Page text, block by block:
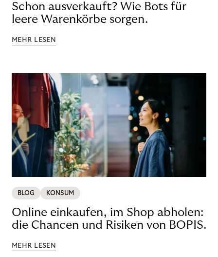
Schon ausverkauft? Wie Bots für
leere Warenkörbe sorgen.
MEHR LESEN
BLOG KONSUM
Online einkaufen, im Shop abholen:
die Chancen und Risiken von BOPIS.
MEHR LESEN